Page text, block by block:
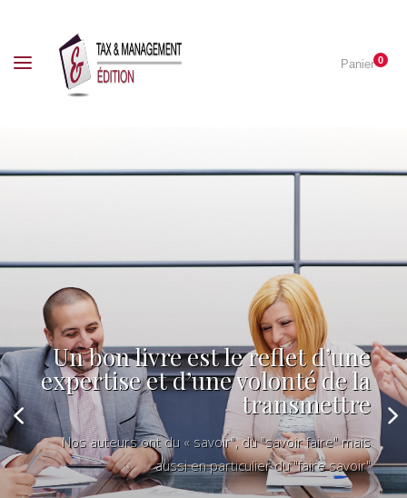
Panier0
Un bon livre est le reflet d’une
expertise et d’une volonté de la
transmettre
Nos auteurs ont du « savoir", du "savoir faire" mais
aussi en particulier du "faire savoir"